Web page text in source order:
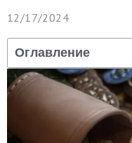
12/17/2024
Оглавление